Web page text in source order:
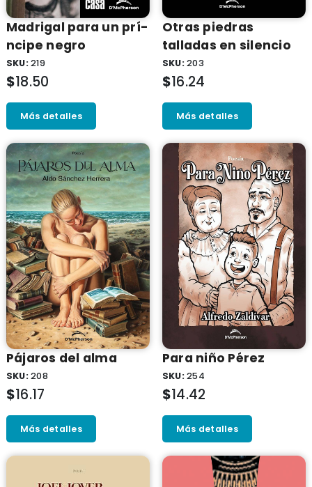
Madrigal para un prí­
ncipe negro
SKU:219
$18.50
Más detalles
Otras piedras
talladas en silencio
SKU:203
$16.24
Más detalles
Pájaros del alma
SKU:208
$16.17
Más detalles
Para niño Pérez
SKU:254
$14.42
Más detalles